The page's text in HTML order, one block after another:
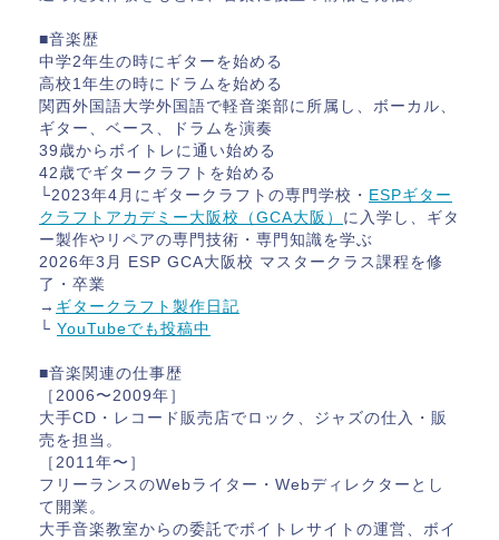
■音楽歴
中学2年生の時にギターを始める
高校1年生の時にドラムを始める
関西外国語大学外国語で軽音楽部に所属し、ボーカル、
ギター、ベース、ドラムを演奏
39歳からボイトレに通い始める
42歳でギタークラフトを始める
└2023年4月にギタークラフトの専門学校・ ESPギター
クラフトアカデミー大阪校（GCA大阪） に入学し、ギタ
ー製作やリペアの専門技術・専門知識を学ぶ
2026年3月 ESP GCA大阪校 マスタークラス課程を修
了・卒業
→ ギタークラフト製作日記
└ YouTubeでも投稿中
■音楽関連の仕事歴
［2006〜2009年］
大手CD・レコード販売店でロック、ジャズの仕入・販
売を担当。
［2011年〜］
フリーランスのWebライター・Webディレクターとし
て開業。
大手音楽教室からの委託でボイトレサイトの運営、ボイ